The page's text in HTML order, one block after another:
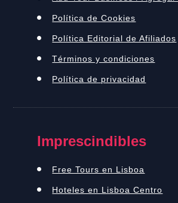
Política de Cookies
Política Editorial de Afiliados
Términos y condiciones
Política de privacidad
Imprescindibles
Free Tours en Lisboa
Hoteles en Lisboa Centro